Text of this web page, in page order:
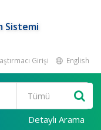
Sistemi
Girişi English
Detaylı Arama